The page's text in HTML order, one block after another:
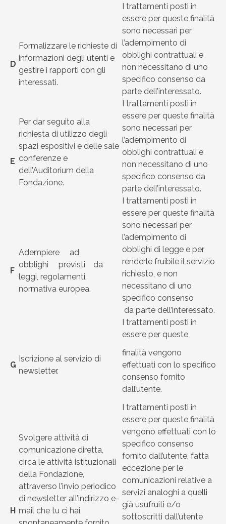
D
Formalizzare le richieste di
informazioni degli utenti e
gestire i rapporti con gli
interessati.
I trattamenti posti in
essere per queste finalità
sono necessari per
l’adempimento di
obblighi contrattuali e
non necessitano di uno
specifico consenso da
parte dell’interessato.
E
Per dar seguito alla
richiesta di utilizzo degli
spazi espositivi e delle sale
conferenze e
dell’Auditorium della
Fondazione.
I trattamenti posti in
essere per queste finalità
sono necessari per
l’adempimento di
obblighi contrattuali e
non necessitano di uno
specifico consenso da
parte dell’interessato.
F
Adempiere ad
obblighi previsti da
leggi, regolamenti,
normativa europea.
I trattamenti posti in
essere per queste finalità
sono necessari per
l’adempimento di
obblighi di legge e per
renderle fruibile il servizio
richiesto, e non
necessitano di uno
specifico consenso
da parte dell’interessato.
G
Iscrizione al servizio di
newsletter.
I trattamenti posti in
essere per queste
finalità vengono
effettuati con lo specifico
consenso fornito
dall’utente.
H
Svolgere attività di
comunicazione diretta,
circa le attività istituzionali
della Fondazione,
attraverso l’invio periodico
di newsletter all’indirizzo e-
mail che tu ci hai
I trattamenti posti in
essere per queste finalità
vengono effettuati con lo
specifico consenso
fornito dall’utente, fatta
eccezione per le
comunicazioni relative a
servizi analoghi a quelli
già usufruiti e/o
sottoscritti dall’utente